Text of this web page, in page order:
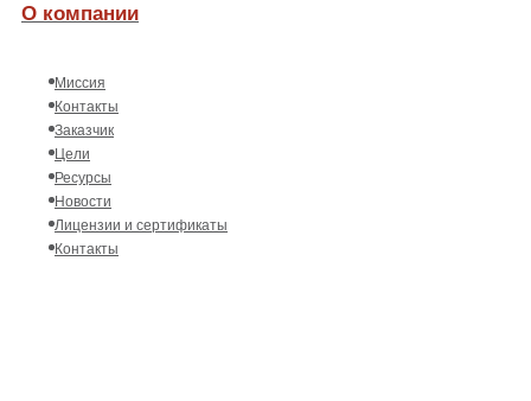
О компании
Миссия
Контакты
Заказчик
Цели
Ресурсы
Новости
Лицензии и сертификаты
Контакты